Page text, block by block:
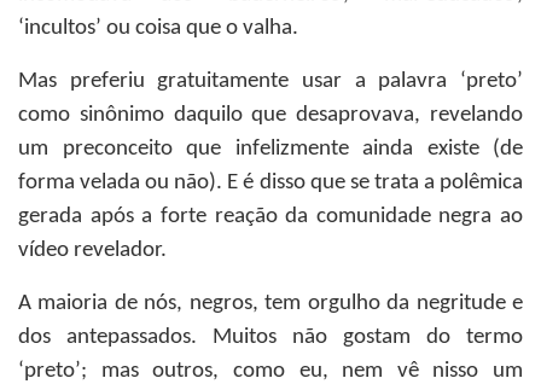
‘incultos’ ou coisa que o valha.
Mas preferiu gratuitamente usar a palavra ‘preto’
como sinônimo daquilo que desaprovava, revelando
um preconceito que infelizmente ainda existe (de
forma velada ou não). E é disso que se trata a polêmica
gerada após a forte reação da comunidade negra ao
vídeo revelador.
A maioria de nós, negros, tem orgulho da negritude e
dos antepassados. Muitos não gostam do termo
‘preto’; mas outros, como eu, nem vê nisso um